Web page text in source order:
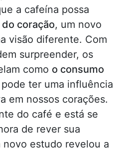
a cafeína possa
coração, um novo
visão diferente. Com
surpreender, os
como o consumo
pode ter uma influência
em nossos corações.
do café e está se
de rever sua
novo estudo revelou a